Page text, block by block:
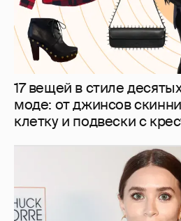
17 вещей в стиле
моде: от джинсов
клетку и подвески с